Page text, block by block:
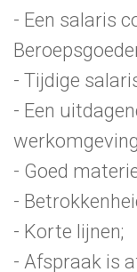
- Een salaris
- Tijdige
- Een
- Goed
-
- Korte lijnen;
- Afspraak is